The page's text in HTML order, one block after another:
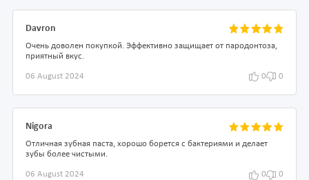
Davron
Очень доволен покупкой. Эффективно защищает от пародонтоза,
приятный вкус.
06 August 2024 0 0
Nigora
Отличная зубная паста, хорошо борется с бактериями и делает
зубы более чистыми.
06 August 2024 0 0